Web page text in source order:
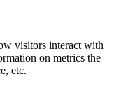
visitors interact with
on metrics the
etc.